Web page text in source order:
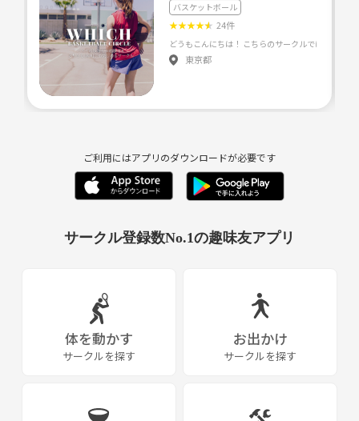
バスケットボール
★★★★★ 24件
東京都
ご利用にはアプリのダウンロードが必要です
サークル登録数No.1の趣味友アプリ
体を動かす
サークルを探す
お出かけ
サークルを探す